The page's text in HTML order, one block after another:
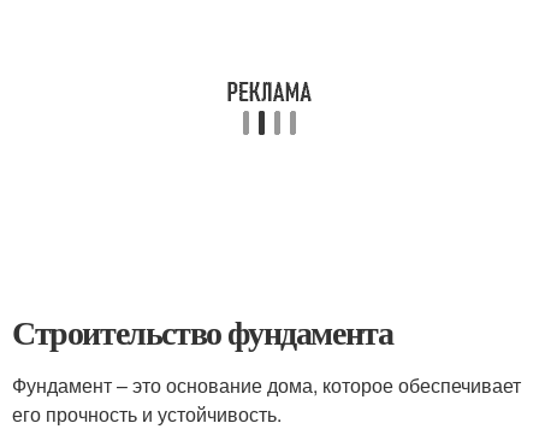
Строительство фундамента
Фундамент – это основание дома, которое обеспечивает
его прочность и устойчивость.